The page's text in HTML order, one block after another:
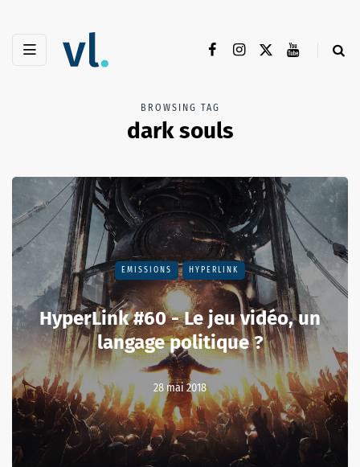
BROWSING TAG
dark souls
EMISSIONS HYPERLINK
HyperLink #60 - Le jeu vidéo, un
langage politique ?
28 mai 2018